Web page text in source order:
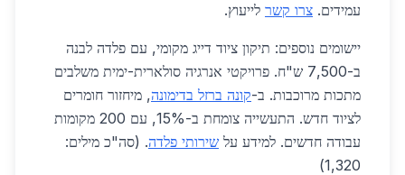
עמידים. צרו קשר לייעוץ.
יישומים נוספים: תיקון ציוד דייג מקומי, עם פלדה לבנה
ב-7,500 ש"ח. פרויקטי אנרגיה סולארית-ימית משלבים
מתכות מרוכבות. ב-קונה ברזל בדימונה, מיחזור חומרים
לציוד חדש. התעשייה צומחת ב-15%, עם 200 מקומות
עבודה חדשים. למידע על שירותי פלדה. (סה"כ מילים:
1,320)